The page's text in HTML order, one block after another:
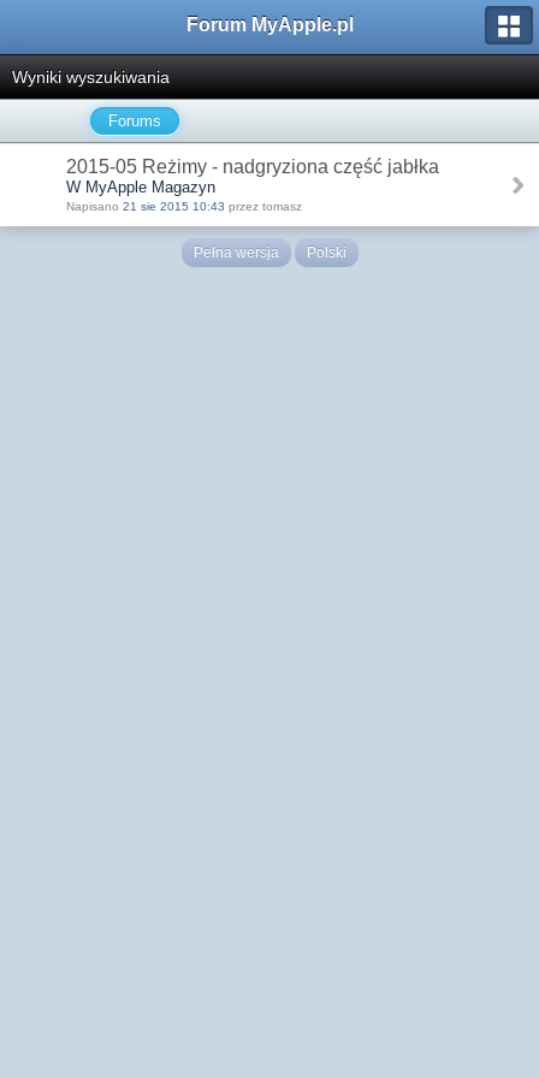
Forum MyApple.pl
Wyniki wyszukiwania
Forums
2015-05 Reżimy - nadgryziona część jabłka
W MyApple Magazyn
Napisano 21 sie 2015 10:43 przez tomasz
Pełna wersja Polski